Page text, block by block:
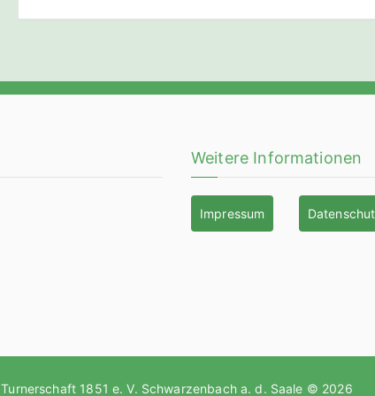
Weitere Informationen
Impressum
Turnerschaft 1851 e. V. Schwarzenbach a. d. Saale © 2026